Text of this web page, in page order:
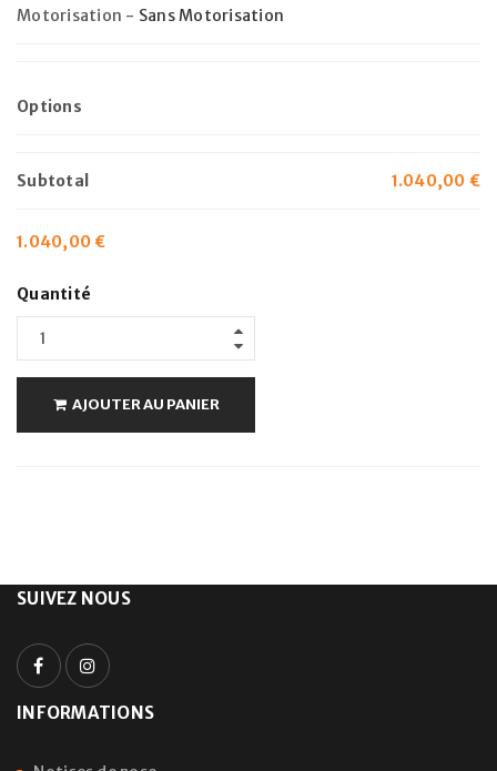
Motorisation - Sans Motorisation
Options
Subtotal 1.040,00 €
1.040,00€
Quantité
AJOUTER AU PANIER
SUIVEZ NOUS
INFORMATIONS